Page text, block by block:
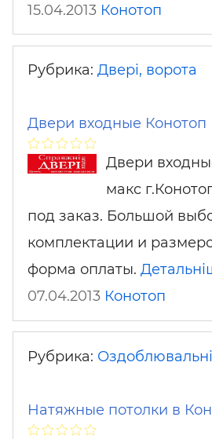
15.04.2013 Конотоп
Рубрика: Двері, ворота
Двери входные Конотоп
Двери
макс
под заказ. Большой
комплектации и
форма оплаты.
07.04.2013 Конотоп
Рубрика:
Натяжные потолки в